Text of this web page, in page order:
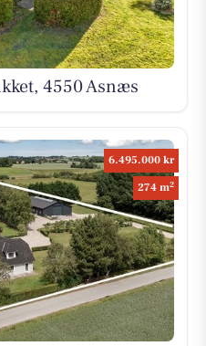
4550 Asnæs
6.495.000 kr
274 m2